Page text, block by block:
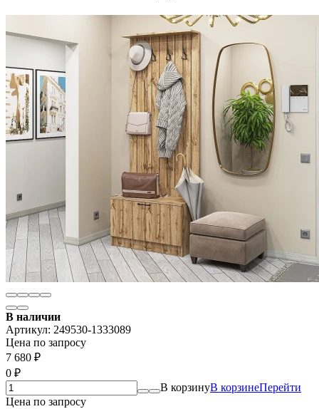
В наличии
Артикул: 249530-1333089
Цена по запросу
7 680 ₽
0 ₽
В корзинуВ корзинеПерейти
Цена по запросу